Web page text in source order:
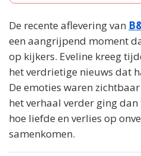
De recente aflevering van
een aangrijpend moment
op kijkers. Eveline kreeg
het verdrietige nieuws dat
De emoties waren
het verhaal verder ging
hoe liefde en verlies op
samenkomen.